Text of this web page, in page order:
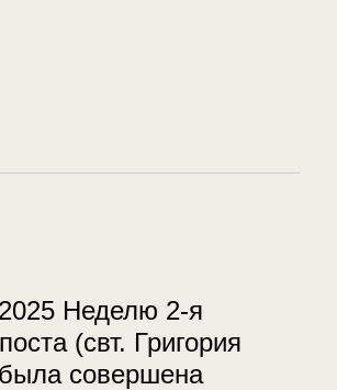
Неделю 2-я
(свт. Григория
совершена